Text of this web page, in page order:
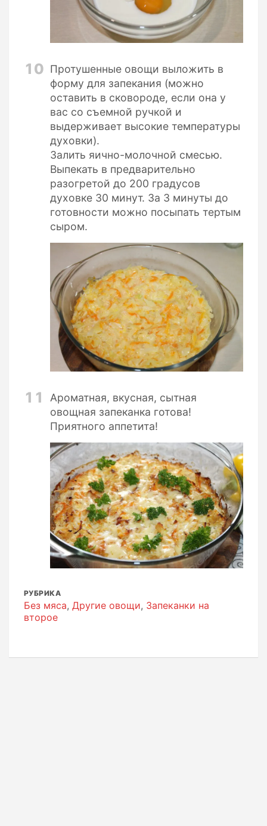
10 Протушенные овощи выложить в
форму для запекания (можно
оставить в сковороде, если она у
вас со съемной ручкой и
выдерживает высокие температуры
духовки).
Залить яично-молочной смесью.
Выпекать в предварительно
разогретой до 200 градусов
духовке 30 минут. За 3 минуты до
готовности можно посыпать тертым
сыром.
11
Ароматная, вкусная, сытная
овощная запеканка готова!
Приятного аппетита!
РУБРИКА
Без мяса, Другие овощи, Запеканки на
второе